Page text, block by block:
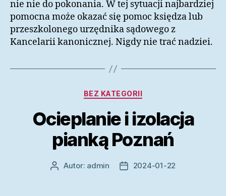
nie nie do pokonania. W tej sytuacji najbardziej
pomocna może okazać się pomoc księdza lub
przeszkolonego urzędnika sądowego z
Kancelarii kanonicznej. Nigdy nie trać nadziei.
Kategorie
BEZ KATEGORII
Ocieplanie i izolacja
pianką Poznań
AutorAutor: admin
Data2024-01-22